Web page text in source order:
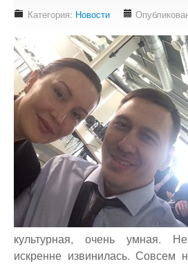
Доступность - что это?
Подтверждение доступности
Наши проекты
Our projects
Публичная отетность
Our public reporting
Публикации
Our publication
Контакты
Our contact
Категория: Новости
культурная, очень умная.
искренне извинилась.